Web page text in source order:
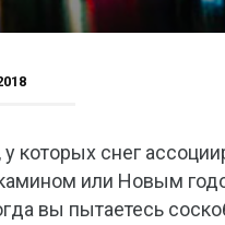
которых снег
или Новым
вы пытаетесь